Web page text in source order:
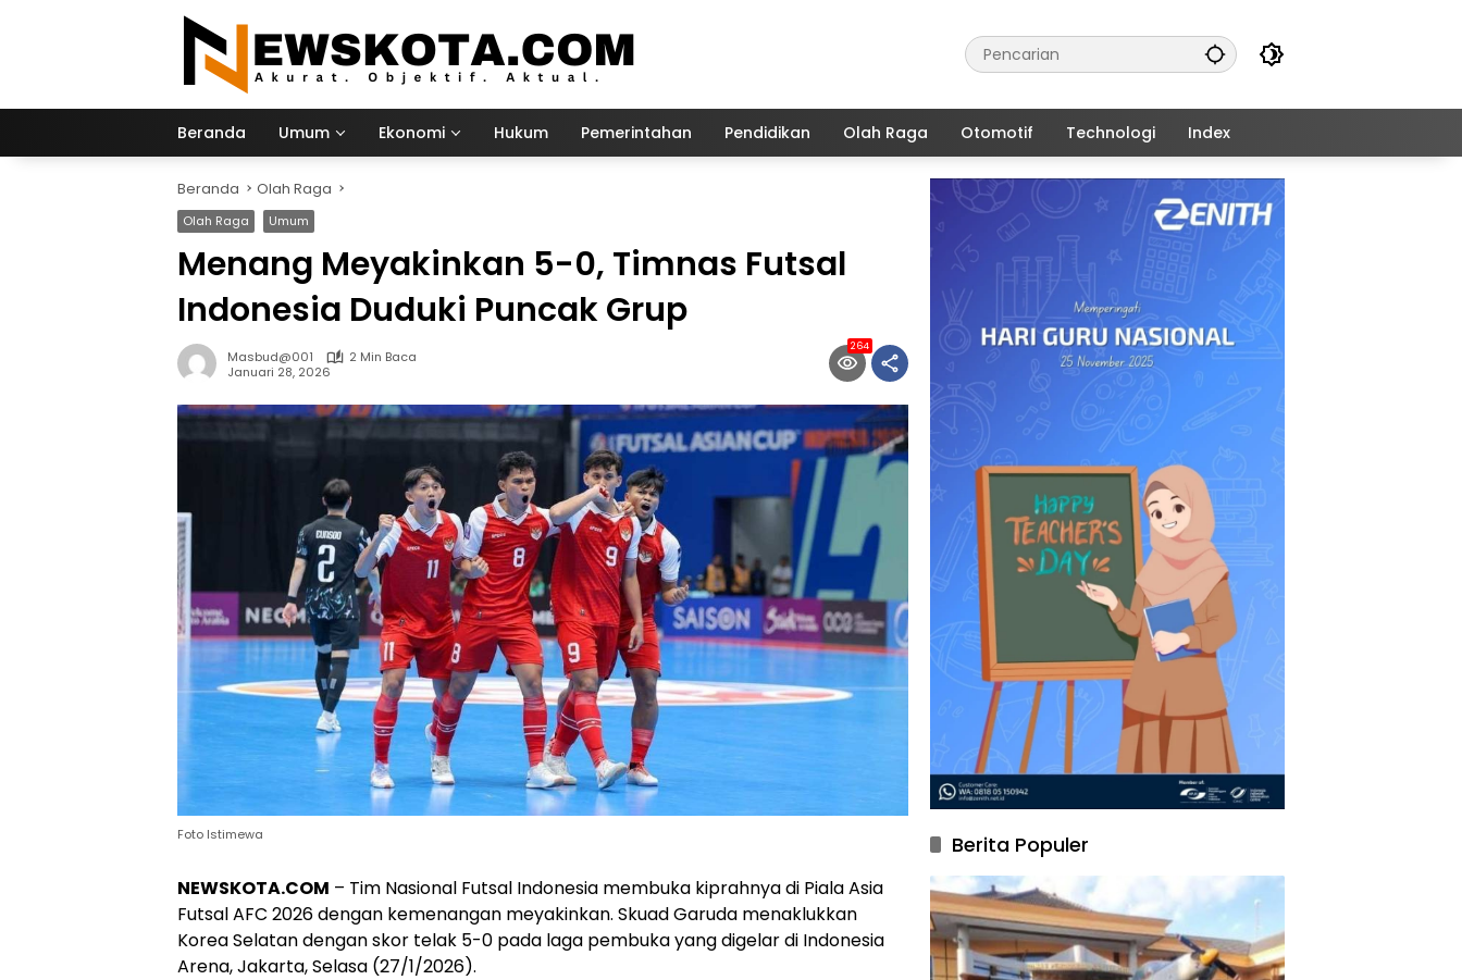
Beranda Umum Ekonomi Hukum Pemerintahan Pendidikan Olah Raga Otomotif Technologi Index
Beranda Olah Raga
Olah Raga Umum
Menang Meyakinkan 5-0, Timnas Futsal
Indonesia Duduki Puncak Grup
Masbud@001
2 Min Baca
Januari 28, 2026
264
Foto Istimewa
NEWSKOTA.COM – Tim Nasional Futsal Indonesia membuka kiprahnya di Piala Asia
Futsal AFC 2026 dengan kemenangan meyakinkan. Skuad Garuda menaklukkan
Korea Selatan dengan skor telak 5-0 pada laga pembuka yang digelar di Indonesia
Arena, Jakarta, Selasa (27/1/2026).
Berita Populer